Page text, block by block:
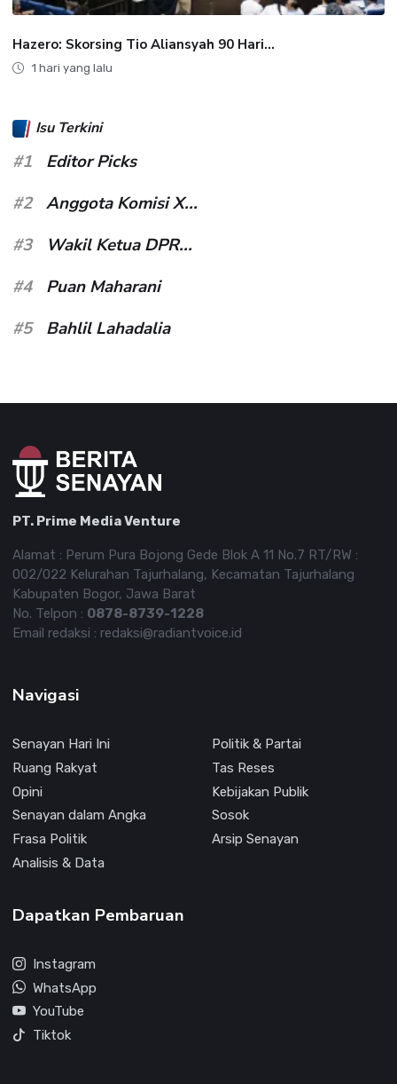
Hazero: Skorsing Tio Aliansyah 90 Hari...
1 hari yang lalu
Isu Terkini
#1
Editor Picks
#2
Anggota Komisi X...
#3
Wakil Ketua DPR...
#4
Puan Maharani
#5
Bahlil Lahadalia
PT. Prime Media Venture
Alamat : Perum Pura Bojong Gede Blok A 11 No.7 RT/RW :
002/022 Kelurahan Tajurhalang, Kecamatan Tajurhalang
Kabupaten Bogor, Jawa Barat
No. Telpon : 0878-8739-1228
Email redaksi : redaksi@radiantvoice.id
Navigasi
Senayan Hari Ini
Politik & Partai
Ruang Rakyat
Tas Reses
Opini
Kebijakan Publik
Senayan dalam Angka
Sosok
Frasa Politik
Arsip Senayan
Analisis & Data
Dapatkan Pembaruan
Instagram
WhatsApp
YouTube
Tiktok